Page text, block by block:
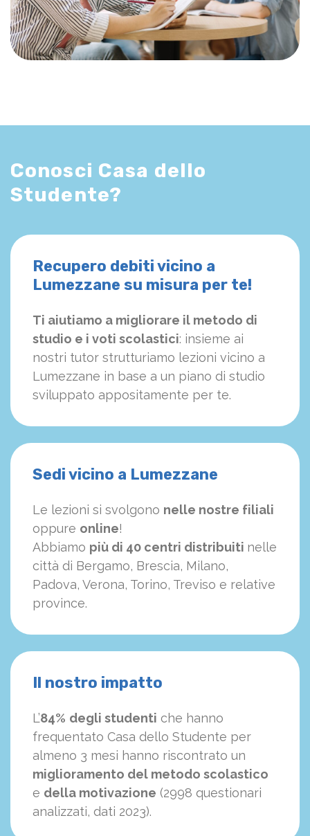
Conosci Casa dello
Studente?
Recupero debiti vicino a
Lumezzane su misura per te!
Ti aiutiamo a migliorare il metodo di
studio e i voti scolastici: insieme ai
nostri tutor strutturiamo lezioni vicino a
Lumezzane in base a un piano di studio
sviluppato appositamente per te.
Sedi vicino a Lumezzane
Le lezioni si svolgono nelle nostre filiali
oppure online!
Abbiamo più di 40 centri distribuiti nelle
città di Bergamo, Brescia, Milano,
Padova, Verona, Torino, Treviso e relative
province.
Il nostro impatto
L’84% degli studenti che hanno
frequentato Casa dello Studente per
almeno 3 mesi hanno riscontrato un
miglioramento del metodo scolastico
e della motivazione (2998 questionari
analizzati, dati 2023).